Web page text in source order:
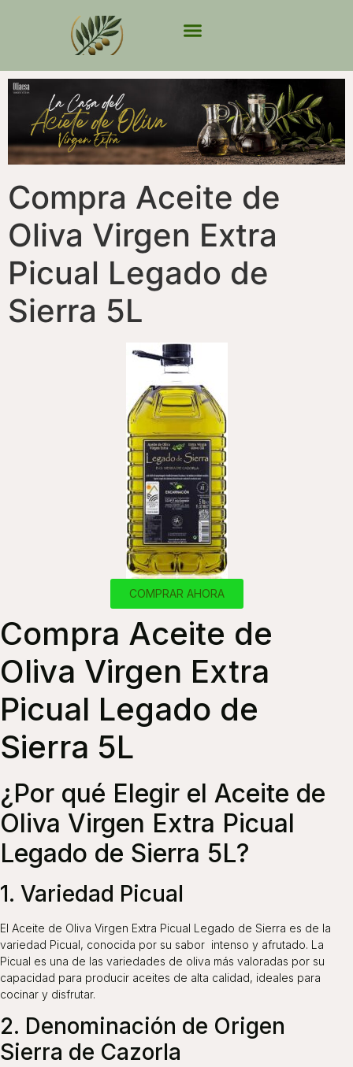
Compra Aceite de
Oliva Virgen Extra
Picual Legado de
Sierra 5L
COMPRAR AHORA
Compra Aceite de
Oliva Virgen Extra
Picual Legado de
Sierra 5L
¿Por qué Elegir el Aceite de
Oliva Virgen Extra Picual
Legado de Sierra 5L?
1. Variedad Picual
El Aceite de Oliva Virgen Extra Picual Legado de Sierra es de la
variedad Picual, conocida por su sabor intenso y afrutado. La
Picual es una de las variedades de oliva más valoradas por su
capacidad para producir aceites de alta calidad, ideales para
cocinar y disfrutar.
2. Denominación de Origen
Sierra de Cazorla